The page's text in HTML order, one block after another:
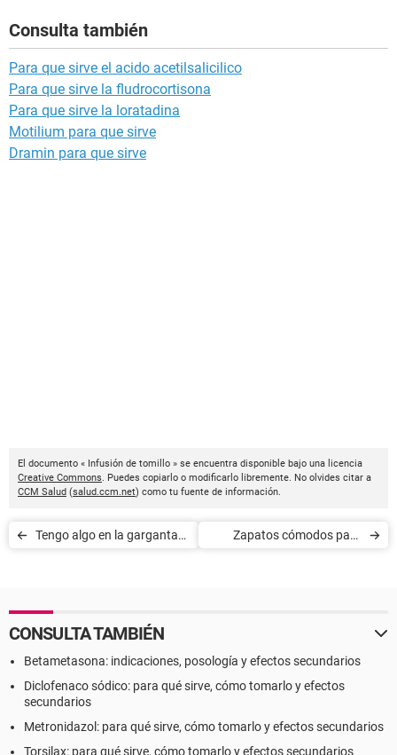
Consulta también
Para que sirve el acido acetilsalicilico
Para que sirve la fludrocortisona
Para que sirve la loratadina
Motilium para que sirve
Dramin para que sirve
El documento « Infusión de tomillo » se encuentra disponible bajo una licencia
Creative Commons. Puedes copiarlo o modificarlo libremente. No olvides citar a
CCM Salud (salud.ccm.net) como tu fuente de información.
Tengo algo en la garganta
Zapatos cómodos para
CONSULTA TAMBIÉN
Betametasona: indicaciones, posología y efectos secundarios
Diclofenaco sódico: para qué sirve, cómo tomarlo y efectos
secundarios
Metronidazol: para qué sirve, cómo tomarlo y efectos secundarios
Torsilax: para qué sirve, cómo tomarlo y efectos secundarios